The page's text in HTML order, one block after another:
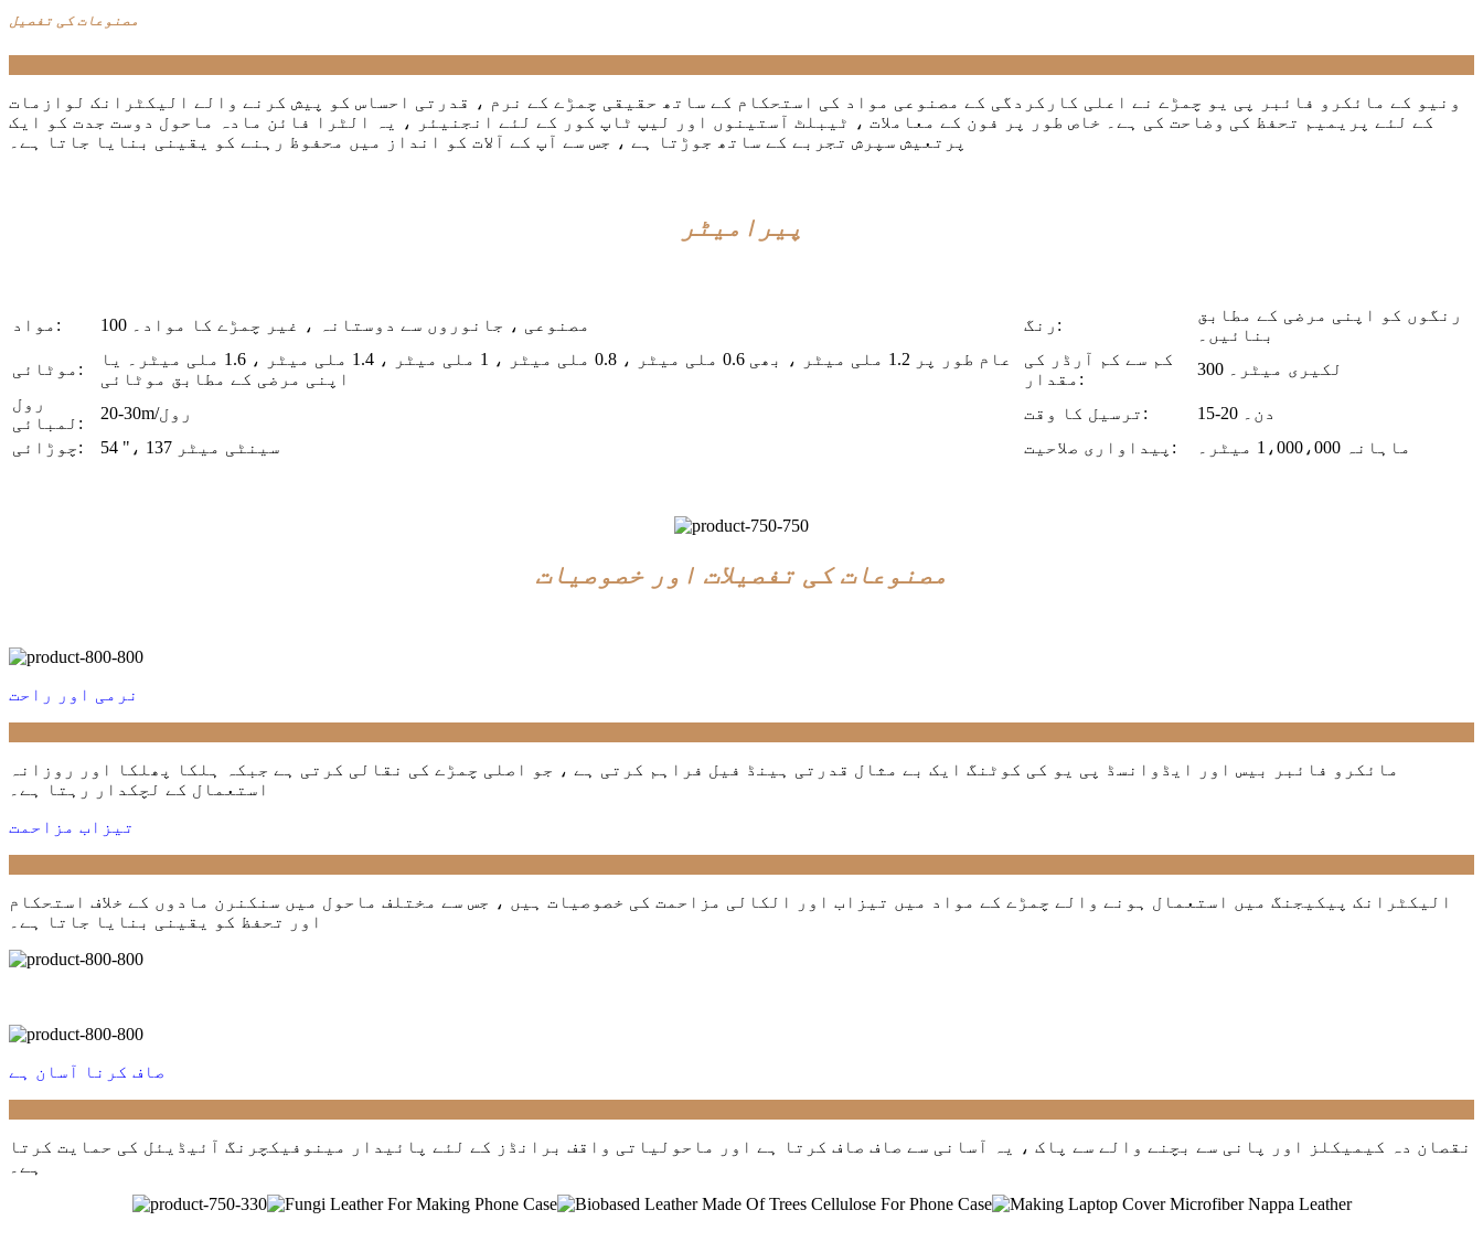
مصنوعات کی تفصیل
ونیو کے مائکرو فائبر پی یو چمڑے نے اعلی کارکردگی کے مصنوعی مواد کی استحکام کے ساتھ حقیقی چمڑے کے نرم ، قدرتی احساس کو پیش کرنے والے الیکٹرانک لوازمات
کے لئے پریمیم تحفظ کی وضاحت کی ہے۔ خاص طور پر فون کے معاملات ، ٹیبلٹ آستینوں اور لیپ ٹاپ کور کے لئے انجنیئر ، یہ الٹرا فائن مادہ ماحول دوست جدت کو ایک
پرتعیش سپرش تجربے کے ساتھ جوڑتا ہے ، جس سے آپ کے آلات کو انداز میں محفوظ رہنے کو یقینی بنایا جاتا ہے۔
پیرامیٹر
مواد: 100 مصنوعی ، جانوروں سے دوستانہ ، غیر چمڑے کا مواد۔ رنگ:
رنگوں کو اپنی مرضی کے مطابق
بنائیں۔
موٹائی:
عام طور پر 1.2 ملی میٹر ، بھی 0.6 ملی میٹر ، 0.8 ملی میٹر ، 1 ملی میٹر ، 1.4 ملی میٹر ، 1.6 ملی میٹر۔ یا
اپنی مرضی کے مطابق موٹائی
کم سے کم آرڈر کی
مقدار:
300 لکیری میٹر۔
رول
لمبائی:
20-30m/رول ترسیل کا وقت:
15-20 دن۔
چوڑائی:
54 "، 137 سینٹی میٹر پیداواری صلاحیت: ماہانہ 1،000،000 میٹر۔
مصنوعات کی تفصیلات اور خصوصیات
نرمی اور راحت
مائکرو فائبر بیس اور ایڈوانسڈ پی یو کی کوٹنگ ایک بے مثال قدرتی ہینڈ فیل فراہم کرتی ہے ، جو اصلی چمڑے کی نقالی کرتی ہے جبکہ ہلکا پھلکا اور روزانہ
استعمال کے لچکدار رہتا ہے۔
تیزاب مزاحمت
الیکٹرانک پیکیجنگ میں استعمال ہونے والے چمڑے کے مواد میں تیزاب اور الکالی مزاحمت کی خصوصیات ہیں ، جس سے مختلف ماحول میں سنکنرن مادوں کے خلاف استحکام
اور تحفظ کو یقینی بنایا جاتا ہے۔
صاف کرنا آسان ہے
نقصان دہ کیمیکلز اور پانی سے بچنے والے سے پاک ، یہ آسانی سے صاف صاف کرتا ہے اور ماحولیاتی واقف برانڈز کے لئے پائیدار مینوفیکچرنگ آئیڈیئل کی حمایت کرتا
ہے۔